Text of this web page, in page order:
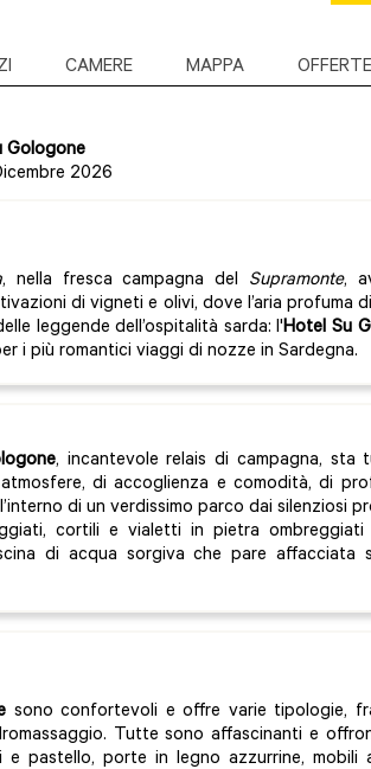
CAMERE MAPPA OFFERTE
Gologone
2026
, nella fresca campagna del Supramonte,
di vigneti e olivi, dove l’aria profuma
leggende dell’ospitalità sarda: l'Hotel Su
i più romantici viaggi di nozze in Sardegna.
, incantevole relais di campagna, sta
di accoglienza e comodità, di
di un verdissimo parco dai silenziosi
cortili e vialetti in pietra ombreggiati
di acqua sorgiva che pare affacciata
sono confortevoli e offre varie tipologie,
Tutte sono affascinanti e
pastello, porte in legno azzurrine, mobili